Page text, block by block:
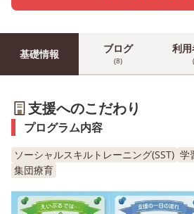
基礎情報 ブログ
(8)
利
支援へのこだわり
プログラム内容
ソーシャルスキルトレーニング(SST) 学
集団療育